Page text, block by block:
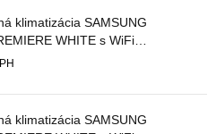
klimatizácia SAMSUNG
WHITE s WiFi
R32
klimatizácia SAMSUNG